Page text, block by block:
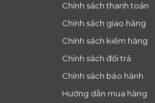
Chính sách thanh toán
Chính sách giao hàng
Chính sách kiểm hàng
Chính sách đổi trả
Chính sách bảo hành
Hướng dẫn mua hàng